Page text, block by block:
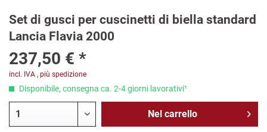
Set di gusci per cuscinetti di biella standard
Lancia Flavia 2000
237,50 € *
incl. IVA , più spedizione
Disponibile, consegna ca. 2-4 giorni lavorativi¹
Nel carrello